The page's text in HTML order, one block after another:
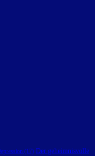
(17) Der geheimnisvolle